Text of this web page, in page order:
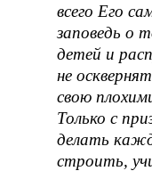
всего Его
заповедь о
детей и
не
свою
Только с
делать
строить,